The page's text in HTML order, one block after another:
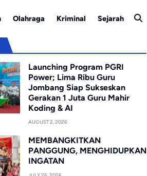
Olahraga Kriminal Sejarah
Launching Program PGRI
Power; Lima Ribu Guru
Jombang Siap Sukseskan
Gerakan 1 Juta Guru Mahir
Koding & AI
AUGUST 2, 2026
MEMBANGKITKAN
PANGGUNG, MENGHIDUPKAN
INGATAN